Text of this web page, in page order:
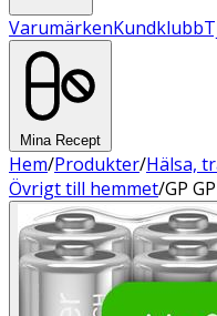
VarumärkenKundklubb
Mina Recept
Hem/Produkter/Hälsa,
Övrigt till hemmet/GP